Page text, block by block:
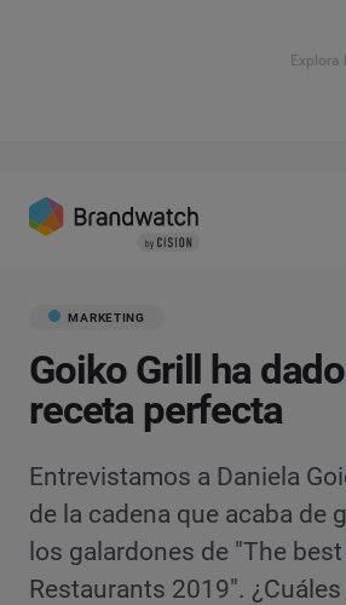
MARKETING
Goiko Grill ha
receta perfecta
Entrevistamos a Daniela
de la cadena que acaba de
los galardones de "The best
Restaurants 2019".